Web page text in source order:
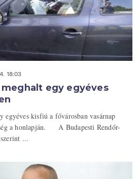
18:03
egy egyéves
egyéves kisfiú a fővárosban vasárnap
a honlapján. A Budapesti Rendőr-
...